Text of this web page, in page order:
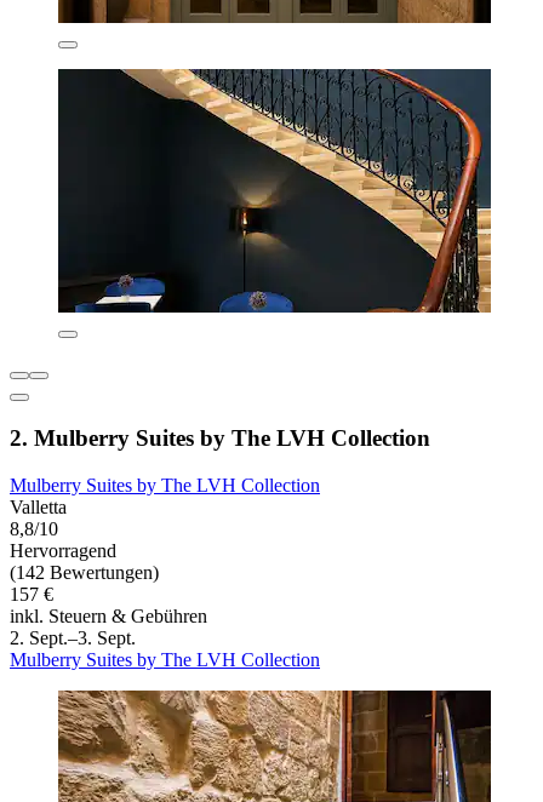
2. Mulberry Suites by The LVH Collection
Mulberry Suites by The LVH Collection
Valletta
8,8/10
Hervorragend
(142 Bewertungen)
157 €
inkl. Steuern & Gebühren
2. Sept.–3. Sept.
Mulberry Suites by The LVH Collection